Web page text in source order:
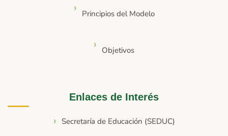
Principios del Modelo
Objetivos
Enlaces de Interés
Secretaría de Educación (SEDUC)